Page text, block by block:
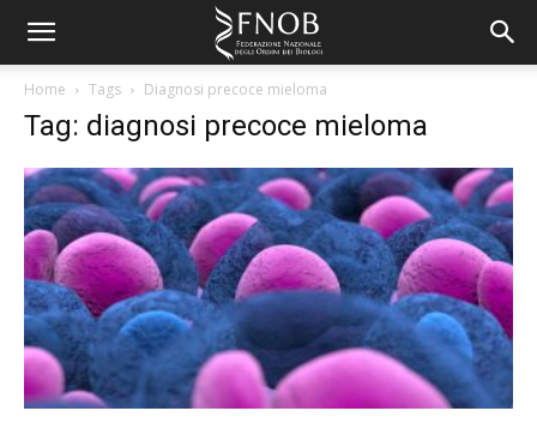
Home Tags Diagnosi precoce mieloma
Tag: diagnosi precoce mieloma